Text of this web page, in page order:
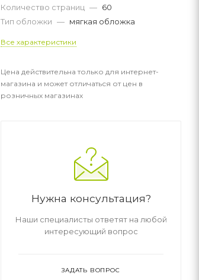
Количество страниц — 60
Тип обложки — мягкая обложка
Все характеристики
Цена действительна только для интернет-
магазина и может отличаться от цен в
розничных магазинах
Нужна консультация?
Наши специалисты ответят на любой
интересующий вопрос
ЗАДАТЬ ВОПРОС